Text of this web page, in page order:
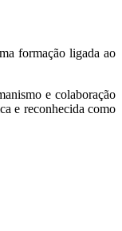
formação ligada ao
e colaboração
e reconhecida como